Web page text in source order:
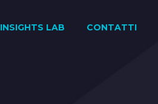
INSIGHTS LAB CONTATTI